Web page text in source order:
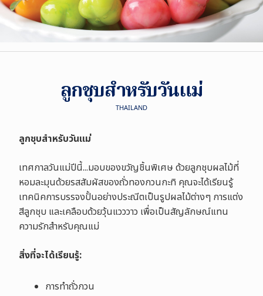
ลูกชุบสำหรับวันแม่
THAILAND
ลูกชุบสำหรับวันแม่
เทศกาลวันแม่ปีนี้...มอบของขวัญชิ้นพิเศษ ด้วยลูกชุบผลไม้ที่
หอมละมุนด้วยรสสัมผัสของถั่วทองกวนกะทิ คุณจะได้เรียนรู้
เทคนิคการบรรจงปั้นอย่างประณีตเป็นรูปผลไม้ต่างๆ การแต่ง
สีลูกชุบ และเคลือบด้วยวุ้นแวววาว เพื่อเป็นสัญลักษณ์แทน
ความรักสำหรับคุณแม่
สิ่งที่จะได้เรียนรู้:
การทำถั่วกวน